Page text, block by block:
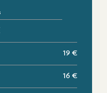
19 €
16 €